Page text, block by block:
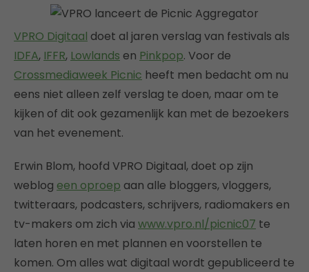
VPRO Digitaal doet al jaren verslag van festivals als
IDFA, IFFR, Lowlands en Pinkpop. Voor de
Crossmediaweek Picnic heeft men bedacht om nu
eens niet alleen zelf verslag te doen, maar om te
kijken of dit ook gezamenlijk kan met de bezoekers
van het evenement.
Erwin Blom, hoofd VPRO Digitaal, doet op zijn
weblog een oproep aan alle bloggers, vloggers,
twitteraars, podcasters, schrijvers, radiomakers en
tv-makers om zich via www.vpro.nl/picnic07 te
laten horen en met plannen en voorstellen te
komen. Om alles wat digitaal wordt gepubliceerd te